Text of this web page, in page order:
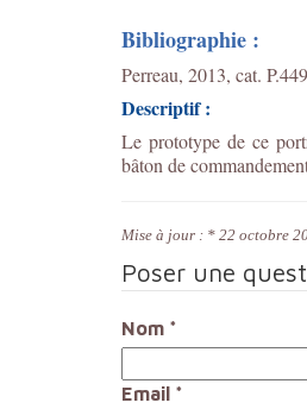
Bibliographie :
Perreau, 2013, cat.
Descriptif :
Le prototype de ce
bâton de
Mise à jour : * 22 octobre
Poser une
Nom *
Email *